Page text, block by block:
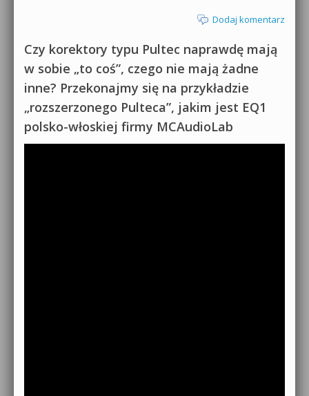
Dodaj komentarz
Czy korektory typu Pultec naprawdę mają
w sobie „to coś”, czego nie mają żadne
inne? Przekonajmy się na przykładzie
„rozszerzonego Pulteca”, jakim jest EQ1
polsko-włoskiej firmy MCAudioLab